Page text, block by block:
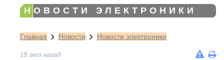
НОВОСТИ ЭЛЕКТРОНИКИ
Главная Новости Новости электроники
18 лет назад